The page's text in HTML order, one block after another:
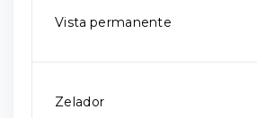
Vista permanente
Zelador